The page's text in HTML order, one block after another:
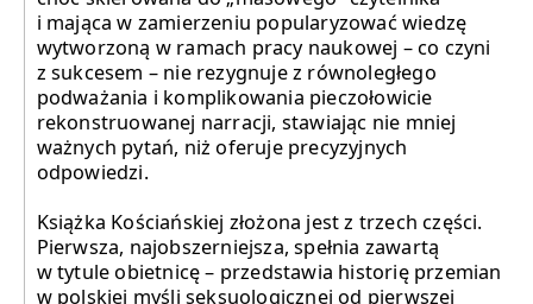
i mająca w zamierzeniu popularyzować wiedzę
wytworzoną w ramach pracy naukowej – co czyni
z sukcesem – nie rezygnuje z równoległego
podważania i komplikowania pieczołowicie
rekonstruowanej narracji, stawiając nie mniej
ważnych pytań, niż oferuje precyzyjnych
odpowiedzi.
Książka Kościańskiej złożona jest z trzech części.
Pierwsza, najobszerniejsza, spełnia zawartą
w tytule obietnicę – przedstawia historię przemian
w polskiej myśli seksuologicznej od pierwszej